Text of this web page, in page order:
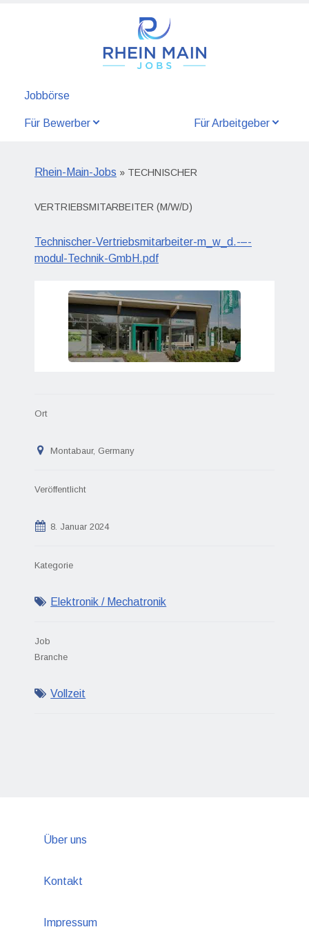
Jobbörse
Für Bewerber Für Arbeitgeber
Rhein-Main-Jobs » TECHNISCHER
VERTRIEBSMITARBEITER (M/W/D)
Technischer-Vertriebsmitarbeiter-m_w_d.-–-
modul-Technik-GmbH.pdf
Ort
Montabaur, Germany
Veröffentlicht
8. Januar 2024
Kategorie
Elektronik / Mechatronik
Job
Branche
Vollzeit
Über uns
Kontakt
Impressum